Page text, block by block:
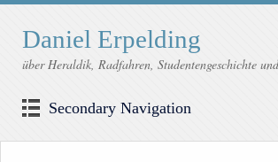
Daniel Erpelding
über Heraldik, Radfahren, Studentengeschichte
Secondary Navigation